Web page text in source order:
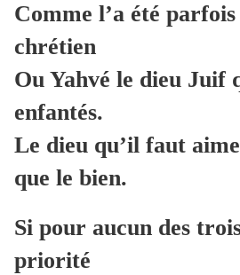
Comme l’a été
chrétien
Ou Yahvé le dieu Juif
enfantés.
Le dieu qu’il faut
que le bien.
Si pour aucun des
priorité